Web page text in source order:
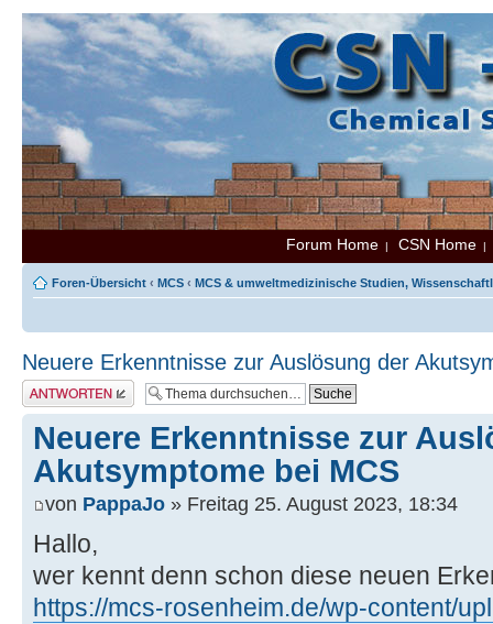
Forum Home | CSN Home
Foren-Übersicht ‹ MCS ‹ MCS & umweltmedizinische Studien,
Neuere Erkenntnisse zur Auslösung der
Antwort erstellen
Neuere Erkenntnisse zur
Akutsymptome bei MCS
von PappaJo » Freitag 25. August 2023, 18:34
Hallo,
wer kennt denn schon diese neuen
https://mcs-rosenheim.de/wp-content/